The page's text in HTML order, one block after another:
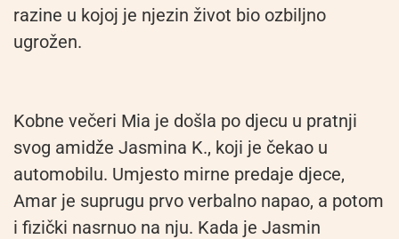
razine u kojoj je njezin život bio ozbiljno
ugrožen.
Kobne večeri Mia je došla po djecu u pratnji
svog amidže Jasmina K., koji je čekao u
automobilu. Umjesto mirne predaje djece,
Amar je suprugu prvo verbalno napao, a potom
i fizički nasrnuo na nju. Kada je Jasmin